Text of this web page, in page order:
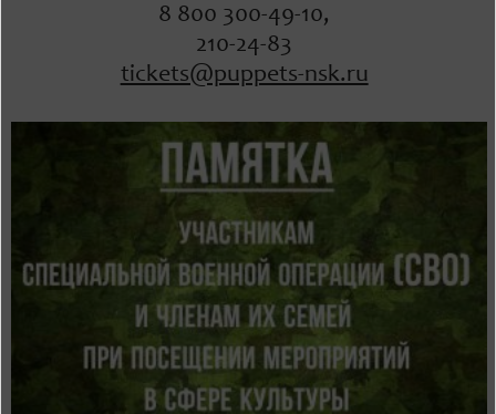
8 800 300-49-10,
210-24-83
tickets@puppets-nsk.ru